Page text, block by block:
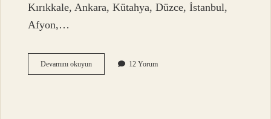
Kırıkkale, Ankara, Kütahya, Düzce, İstanbul,
Afyon,…
Devamını okuyunÖncü
Nün
12 Yorum